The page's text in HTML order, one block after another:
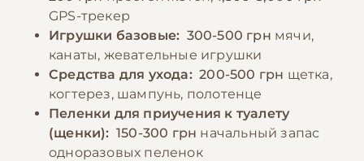
GPS-трекер
Игрушки базовые: 300-500 грн мячи,
канаты, жевательные игрушки
Средства для ухода: 200-500 грн щетка,
когтерез, шампунь, полотенце
Пеленки для приучения к туалету
(щенки): 150-300 грн начальный запас
одноразовых пеленок